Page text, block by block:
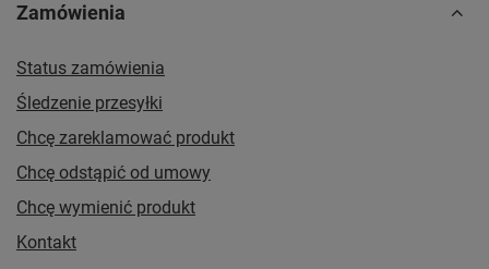
Zamówienia
Status zamówienia
Śledzenie przesyłki
Chcę zareklamować produkt
Chcę odstąpić od umowy
Chcę wymienić produkt
Kontakt